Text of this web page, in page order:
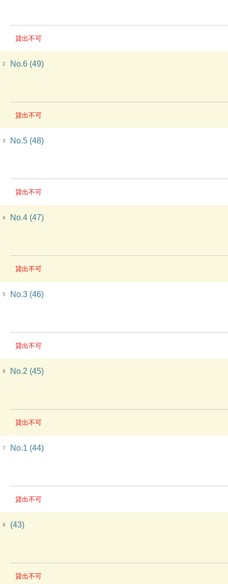
貸出不可
2 No.6 (49)
貸出不可
3 No.5 (48)
貸出不可
4 No.4 (47)
貸出不可
5 No.3 (46)
貸出不可
6 No.2 (45)
貸出不可
7 No.1 (44)
貸出不可
8 (43)
貸出不可